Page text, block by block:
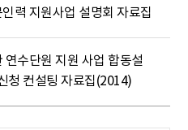
력 지원사업 설명회 자료집
연수단원 지원 사업 합동설
청 컨설팅 자료집(2014)